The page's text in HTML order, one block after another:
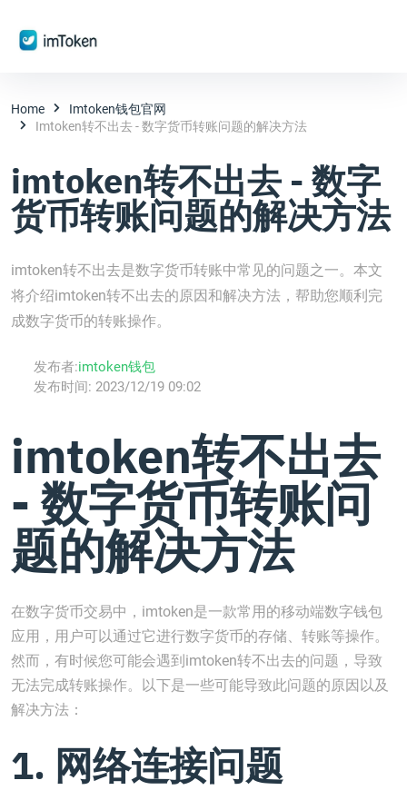
Home
Imtoken钱包官网
Imtoken转不出去 - 数字货币转账问题的解决方法
imtoken转不出去 - 数字
货币转账问题的解决方法
imtoken转不出去是数字货币转账中常见的问题之一。本文
将介绍imtoken转不出去的原因和解决方法，帮助您顺利完
成数字货币的转账操作。
发布者:imtoken钱包
发布时间: 2023/12/19 09:02
imtoken转不出去
- 数字货币转账问
题的解决方法
在数字货币交易中，imtoken是一款常用的移动端数字钱包
应用，用户可以通过它进行数字货币的存储、转账等操作。
然而，有时候您可能会遇到imtoken转不出去的问题，导致
无法完成转账操作。以下是一些可能导致此问题的原因以及
解决方法：
1. 网络连接问题